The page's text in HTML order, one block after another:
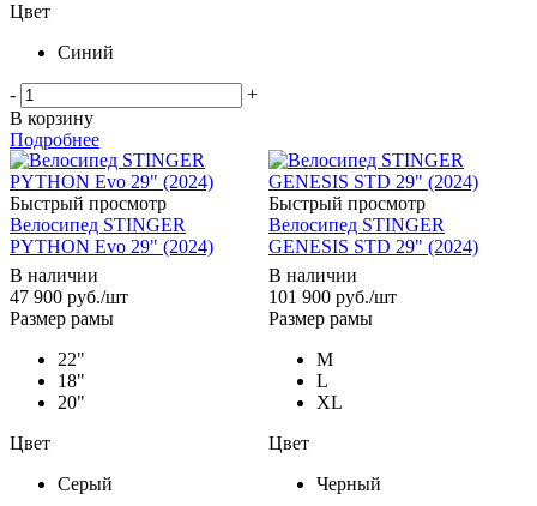
Цвет
Синий
-
+
В корзину
Подробнее
Быстрый просмотр
Велосипед STINGER
PYTHON Evo 29" (2024)
В наличии
47 900 руб./шт
Размер рамы
22"
18"
20"
Цвет
Серый
Быстрый просмотр
Велосипед STINGER
GENESIS STD 29" (2024)
В наличии
101 900 руб./шт
Размер рамы
M
L
XL
Цвет
Черный